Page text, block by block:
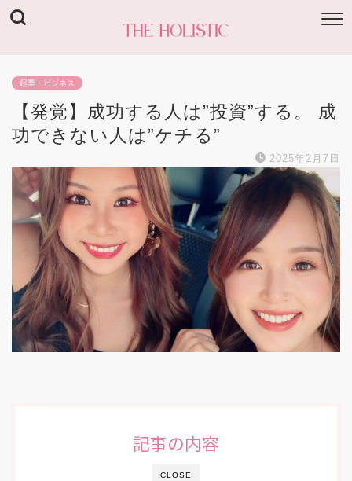
起業・ビジネス
【発覚】成功する人は”投資”する。 成
功できない人は”ケチる”
2025年2月7日
CLOSE
記事の内容